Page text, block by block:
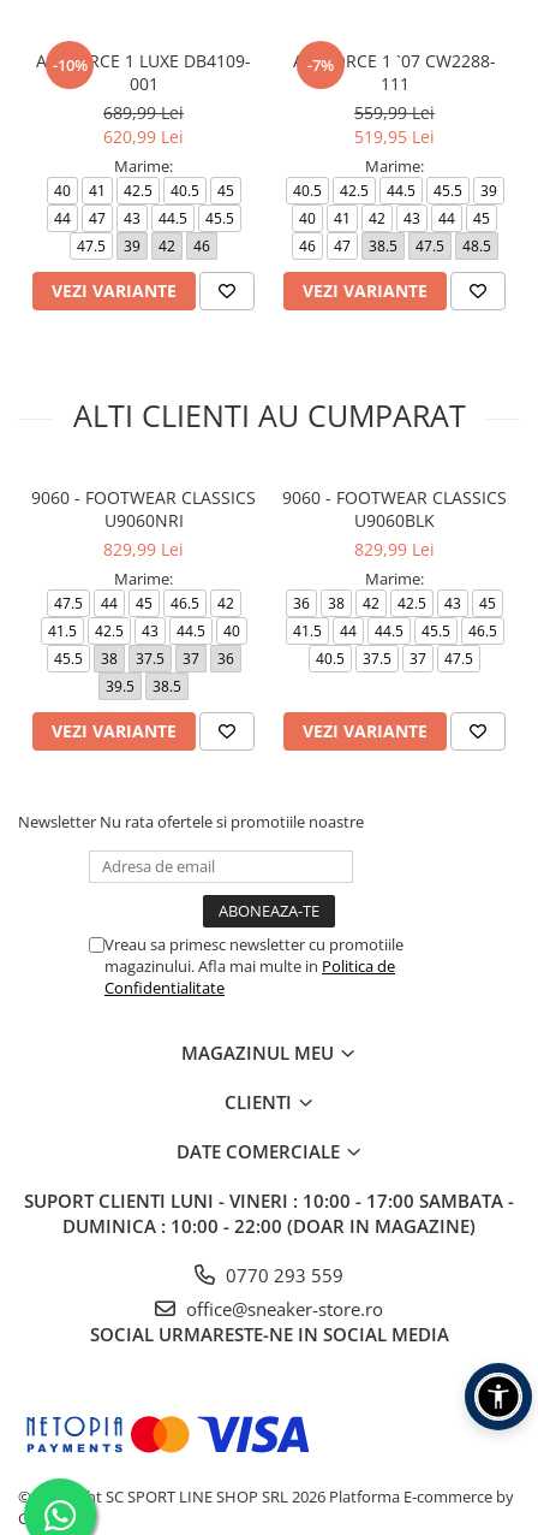
-10%
AIR FORCE 1 LUXE DB4109-
001
689,99 Lei
620,99 Lei
Marime:
40 41 42.5 40.5
45
44
47 43 44.5
45.5
47.5
39 42 46
VEZI VARIANTE
-7%
AIR FORCE 1 `07 CW2288-
111
559,99 Lei
519,95 Lei
Marime:
40.5 42.5 44.5 45.5
39
40
41 42 43 44
45
46
47 38.5 47.5 48.5
VEZI VARIANTE
ALTI CLIENTI AU CUMPARAT
9060 - FOOTWEAR CLASSICS
U9060NRI
829,99 Lei
Marime:
47.5 44 45 46.5
42
41.5
42.5 43 44.5
40
45.5
38 37.5 37
36
39.5
38.5
VEZI VARIANTE
9060 - FOOTWEAR CLASSICS
U9060BLK
829,99 Lei
Marime:
36 38 42 42.5 43
45
41.5
44 44.5 45.5
46.5
40.5
37.5 37 47.5
VEZI VARIANTE
Newsletter Nu rata ofertele si promotiile noastre
Vreau sa primesc newsletter cu promotiile
magazinului. Afla mai multe in Politica de
Confidentialitate
MAGAZINUL MEU
CLIENTI
DATE COMERCIALE
SUPORT CLIENTI LUNI - VINERI : 10:00 - 17:00 SAMBATA -
DUMINICA : 10:00 - 22:00 (DOAR IN MAGAZINE)
0770 293 559
office@sneaker-store.ro
SOCIAL URMARESTE-NE IN SOCIAL MEDIA
©Copyright SC SPORT LINE SHOP SRL 2026 Platforma E-commerce by
Gomag